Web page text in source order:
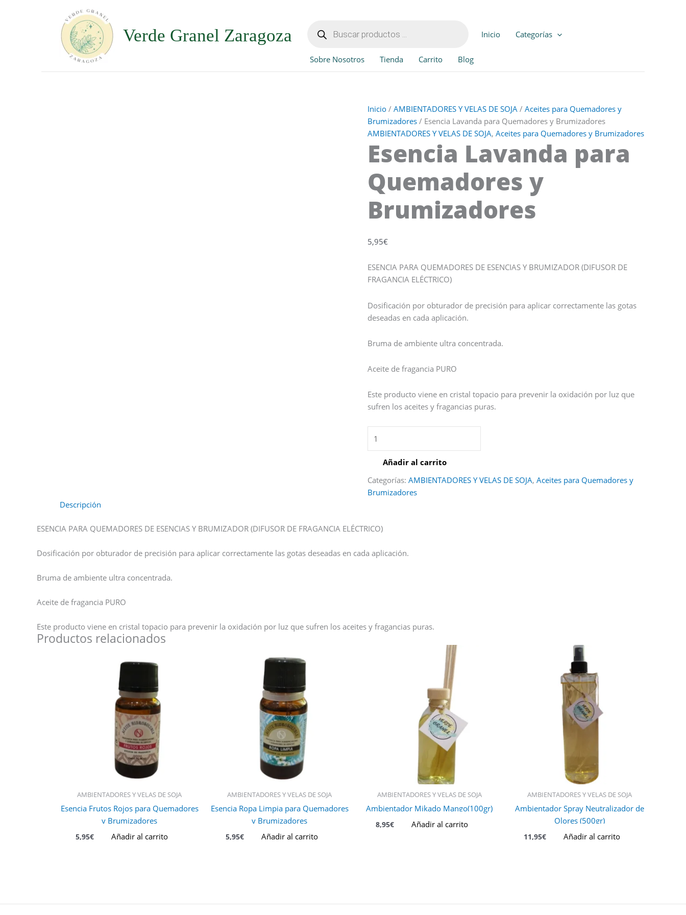
Verde Granel Zaragoza productos Inicio Categorías
Sobre Nosotros Tienda Carrito Blog
Inicio / AMBIENTADORES Y VELAS DE SOJA / Aceites para Quemadores y
Brumizadores / Esencia Lavanda para Quemadores y Brumizadores
AMBIENTADORES Y VELAS DE SOJA, Aceites para Quemadores y Brumizadores
Esencia Lavanda para
Quemadores y
Brumizadores
5,95€
ESENCIA PARA QUEMADORES DE ESENCIAS Y BRUMIZADOR (DIFUSOR DE
FRAGANCIA ELÉCTRICO)
Dosificación por obturador de precisión para aplicar correctamente las gotas
deseadas en cada aplicación.
Bruma de ambiente ultra concentrada.
Aceite de fragancia PURO
Este producto viene en cristal topacio para prevenir la oxidación por luz que
sufren los aceites y fragancias puras.
para
Añadir al carrito
Categorías: AMBIENTADORES Y VELAS DE SOJA, Aceites para Quemadores y
Brumizadores
Descripción
ESENCIA PARA QUEMADORES DE ESENCIAS Y BRUMIZADOR (DIFUSOR DE FRAGANCIA ELÉCTRICO)
Dosificación por obturador de precisión para aplicar correctamente las gotas deseadas en cada aplicación.
Bruma de ambiente ultra concentrada.
Aceite de fragancia PURO
Este producto viene en cristal topacio para prevenir la oxidación por luz que sufren los aceites y fragancias puras.
Productos relacionados
AMBIENTADORES Y VELAS DE SOJA
Esencia Frutos Rojos para Quemadores
y Brumizadores
5,95€ Añadir al carrito
AMBIENTADORES Y VELAS DE SOJA
Esencia Ropa Limpia para Quemadores
y Brumizadores
5,95€ Añadir al carrito
AMBIENTADORES Y VELAS DE SOJA
Ambientador Mikado Mango(100gr)
8,95€ Añadir al carrito
AMBIENTADORES Y VELAS DE SOJA
Ambientador Spray Neutralizador de
Olores (500gr)
11,95€ Añadir al carrito